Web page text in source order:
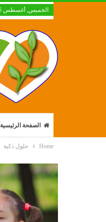
الخميس, أغسطس 6, 2026
الصفحة الرئيسية
Home حلول ذكية